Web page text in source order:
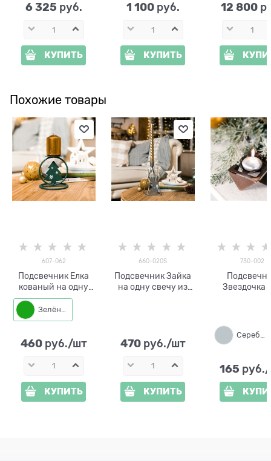
6 325 руб.
КУПИТЬ
1 100 руб.
КУПИТЬ
12 800
Похожие товары
607-062
Подсвечник Елка
кованый на одну
свечу
Зелёный
460 руб./шт
КУПИТЬ
660-020S
Подсвечник Зайка
на одну свечу из
470 руб./шт
КУПИТЬ
730-002
Звездочка
Серебро
165